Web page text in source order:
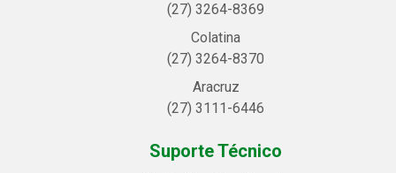
(27) 3264-8369
Colatina
(27) 3264-8370
Aracruz
(27) 3111-6446
Suporte Técnico